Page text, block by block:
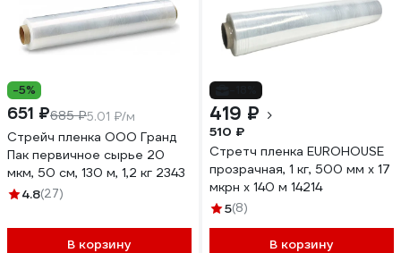
-5%
651 ₽685 ₽5.01 ₽/м
Стрейч пленка ООО Гранд
Пак первичное сырье 20
мкм, 50 см, 130 м, 1,2 кг 2343
4.8(27)
В корзину
419 ₽
510 ₽
Стретч пленка EUROHOUSE
прозрачная, 1 кг, 500 мм х 17
мкрн х 140 м 14214
5(8)
В корзину